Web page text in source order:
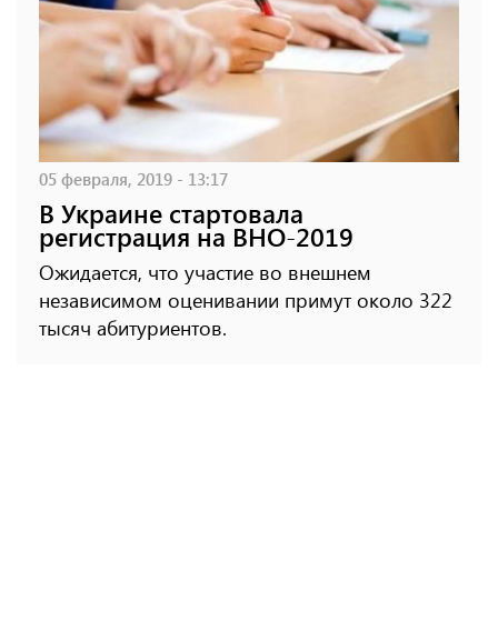
05 февраля, 2019 - 13:17
В Украине стартовала
регистрация на ВНО-2019
Ожидается, что участие во внешнем
независимом оценивании примут около 322
тысяч абитуриентов.